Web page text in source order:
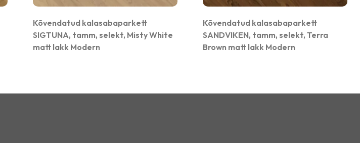
Kõvendatud kalasabaparkett
SIGTUNA, tamm, selekt, Misty White
matt lakk Modern
Kõvendatud kalasabaparkett
SANDVIKEN, tamm, selekt, Terra
Brown matt lakk Modern